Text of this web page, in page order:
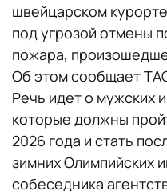
швейцарском
под угрозой отмены
пожара,
Об этом сообщает
Речь идет о мужских
которые должны
2026 года и стать
зимних Олимпийских
собеседника